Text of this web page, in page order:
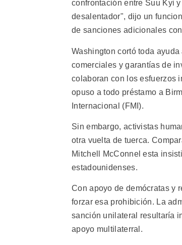
confrontación entre Suu Kyi
desalentador", dijo un
de sanciones adicionales
Washington cortó toda
comerciales y garantías de
colaboran con los esfuerzos
opuso a todo préstamo a
Internacional (FMI).
Sin embargo, activistas
otra vuelta de tuerca.
Mitchell McConnel esta
estadounidenses.
Con apoyo de demócratas y
forzar esa prohibición. La
sanción unilateral resultaría
apoyo multilaterral.